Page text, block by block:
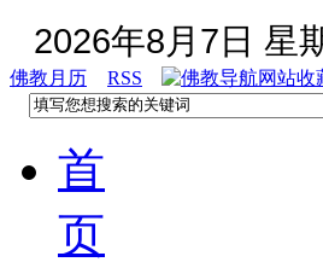
2026年8月7日 星
佛教月历 RSS
首
页